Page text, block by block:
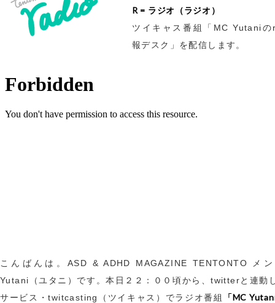
R = ラジオ（ラジオ）
ツイキャス番組「MC Yutani
報デスク」を配信します。
こんばんは。ASD & ADHD MAGAZINE TENTONTO メ
Yutani（ユタニ）です。本日２２：００頃から、twitterと連動
サービス・twitcasting（ツイキャス）でラジオ番組
「MC